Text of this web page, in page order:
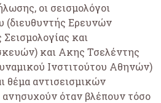
οι σεισμολόγοι
(διευθυντής Ερευνών
και
και Ακης Τσελέντης
Ινστιτούτου Αθηνών)
θέμα αντισεισμικών
ανησυχούν όταν βλέπουν τόσο